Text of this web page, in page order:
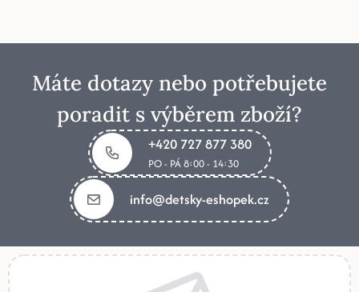
Máte dotazy nebo potřebujete
poradit s výběrem zboží?
+420 727 877 380
PO - PÁ 8:00 - 14:30
info@detsky-eshopek.cz